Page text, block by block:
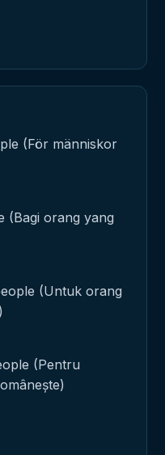
(För människor
(Bagi orang yang
(Untuk orang
(Pentru